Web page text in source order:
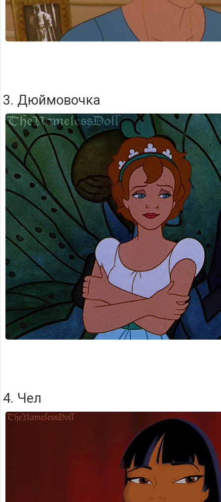
3. Дюймовочка
4. Чел